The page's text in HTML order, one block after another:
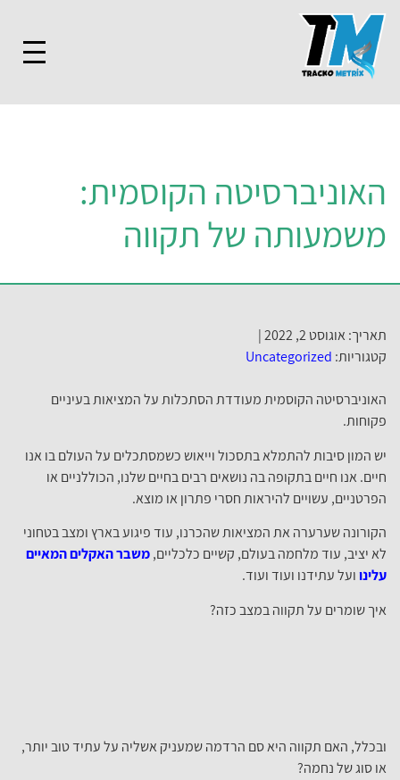
האוניברסיטה הקוסמית:
משמעותה של תקווה
תאריך: אוגוסט 2, 2022 |
קטגוריות: Uncategorized
האוניברסיטה הקוסמית מעודדת הסתכלות על המציאות בעיניים
פקוחות.
יש המון סיבות להתמלא בתסכול וייאוש כשמסתכלים על העולם בו אנו
חיים. אנו חיים בתקופה בה נושאים רבים בחיים שלנו, הכוללניים או
הפרטניים, עשויים להיראות חסרי פתרון או מוצא.
הקורונה שערערה את המציאות שהכרנו, עוד פיגוע בארץ ומצב בטחוני
לא יציב, עוד מלחמה בעולם, קשיים כלכליים,משבר האקלים המאיים
עלינוועל עתידנו ועוד ועוד.
איך שומרים על תקווה במצב כזה?
ובכלל, האם תקווה היא סם הרדמה שמעניק אשליה על עתיד טוב יותר,
או סוג של נחמה?